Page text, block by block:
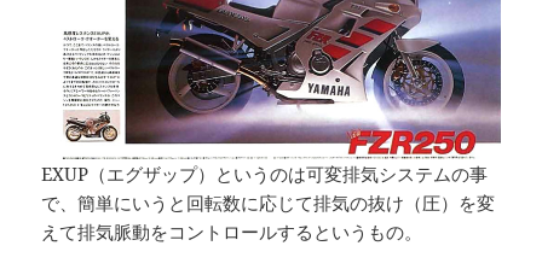
EXUP（エグザップ）というのは可変排気システムの事
で、簡単にいうと回転数に応じて排気の抜け（圧）を変
えて排気脈動をコントロールするというもの。